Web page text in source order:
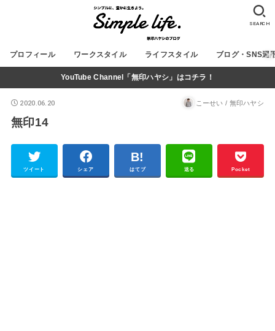
プロフィール ワークスタイル ライフスタイル ブログ・SNS運
SEARCH
YouTube Channel「無印ハヤシ」はコチラ！
2020.06.20 こーせい / 無印ハヤシ
無印14
ツイート シェア はてブ 送る Pocket